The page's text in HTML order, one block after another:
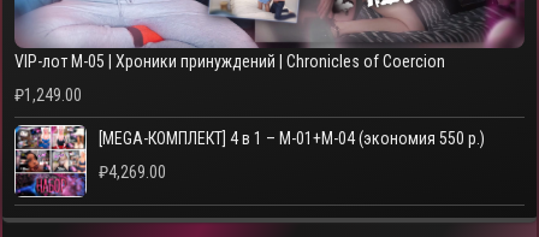
VIP-лот M-05 | Хроники принуждений | Chronicles of Coercion
₽1,249.00
[MEGA-КОМПЛЕКТ] 4 в 1 – M-01+M-04 (экономия 550 р.)
₽4,269.00